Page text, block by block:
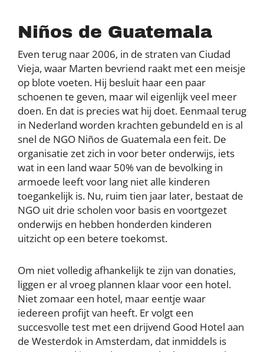
Niños de Guatemala
Even terug naar 2006, in de straten van Ciudad
Vieja, waar Marten bevriend raakt met een meisje
op blote voeten. Hij besluit haar een paar
schoenen te geven, maar wil eigenlijk veel meer
doen. En dat is precies wat hij doet. Eenmaal terug
in Nederland worden krachten gebundeld en is al
snel de NGO Niños de Guatemala een feit. De
organisatie zet zich in voor beter onderwijs, iets
wat in een land waar 50% van de bevolking in
armoede leeft voor lang niet alle kinderen
toegankelijk is. Nu, ruim tien jaar later, bestaat de
NGO uit drie scholen voor basis en voortgezet
onderwijs en hebben honderden kinderen
uitzicht op een betere toekomst.
Om niet volledig afhankelijk te zijn van donaties,
liggen er al vroeg plannen klaar voor een hotel.
Niet zomaar een hotel, maar eentje waar
iedereen profijt van heeft. Er volgt een
succesvolle test met een drijvend Good Hotel aan
de Westerdok in Amsterdam, dat inmiddels is